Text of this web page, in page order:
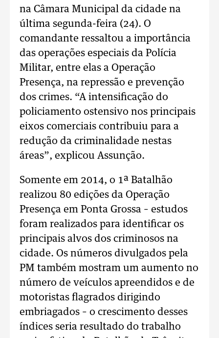
na Câmara Municipal da cidade na
última segunda-feira (24). O
comandante ressaltou a importância
das operações especiais da Polícia
Militar, entre elas a Operação
Presença, na repressão e prevenção
dos crimes. “A intensificação do
policiamento ostensivo nos principais
eixos comerciais contribuiu para a
redução da criminalidade nestas
áreas”, explicou Assunção.
Somente em 2014, o 1ª Batalhão
realizou 80 edições da Operação
Presença em Ponta Grossa – estudos
foram realizados para identificar os
principais alvos dos criminosos na
cidade. Os números divulgados pela
PM também mostram um aumento no
número de veículos apreendidos e de
motoristas flagrados dirigindo
embriagados – o crescimento desses
índices seria resultado do trabalho